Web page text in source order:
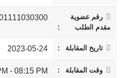
رقم عضوية
مقدم الطلب
تاريخ المقابلة 2023-05-24
وقت المقابلة 08:15 PM
-